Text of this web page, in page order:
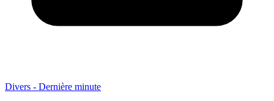
Divers - Dernière minute